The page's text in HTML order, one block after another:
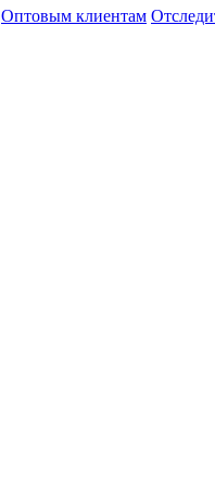
Оптовым клиентам